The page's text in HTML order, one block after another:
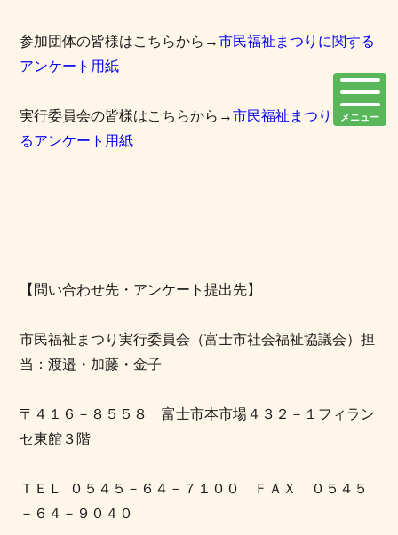
参加団体の皆様はこちらから→市民福祉まつりに関する
アンケート用紙
実行委員会の皆様はこちらから→市民福祉まつりに関す
るアンケート用紙
【問い合わせ先・アンケート提出先】
市民福祉まつり実行委員会（富士市社会福祉協議会）担
当：渡邉・加藤・金子
〒４１６－８５５８ 富士市本市場４３２－１フィラン
セ東館３階
ＴＥＬ ０５４５－６４－７１００ ＦＡＸ ０５４５
－６４－９０４０
メニュー